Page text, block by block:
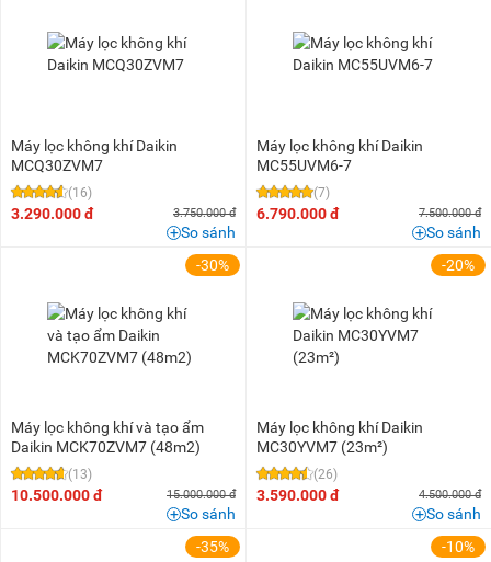
1,5 triệu - 2 triệu
(12)
2 triệu - 3 triệu (23)
8 triệu - 10 triệu
10 triệu - 15 triệu
(12)
30 triệu - 40 triệu (4)
40 triệu - 50 triệu (3)
Máy lọc không khí Daikin
MCQ30ZVM7
(16)
3.290.000 đ 3.750.000 đ
So sánh
Máy lọc không khí Daikin
MC55UVM6-7
(7)
6.790.000 đ 7.500.000 đ
So sánh
-30%
Máy lọc không khí và tạo ẩm
Daikin MCK70ZVM7 (48m2)
(13)
10.500.000 đ 15.000.000 đ
So sánh
-20%
Máy lọc không khí Daikin
MC30YVM7 (23m²)
(26)
3.590.000 đ 4.500.000 đ
So sánh
-35%
-10%